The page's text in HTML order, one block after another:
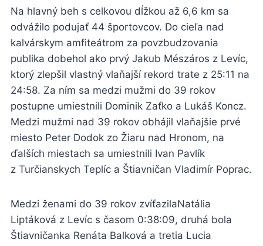
Na hlavný beh s celkovou dĺžkou až 6,6 km sa
odvážilo podujať 44 športovcov. Do cieľa nad
kalvárskym amfiteátrom za povzbudzovania
publika dobehol ako prvý Jakub Mészáros z Levíc,
ktorý zlepšil vlastný vlaňajší rekord trate z 25:11 na
24:58. Za ním sa medzi mužmi do 39 rokov
postupne umiestnili Dominik Zaťko a Lukáš Koncz.
Medzi mužmi nad 39 rokov obhájil vlaňajšie prvé
miesto Peter Dodok zo Žiaru nad Hronom, na
ďalších miestach sa umiestnili Ivan Pavlík
z Turčianskych Teplíc a Štiavničan Vladimír Poprac.
Medzi ženami do 39 rokov zvíťazilaNatália
Liptáková z Levíc s časom 0:38:09, druhá bola
Štiavničanka Renáta Balková a tretia Lucia